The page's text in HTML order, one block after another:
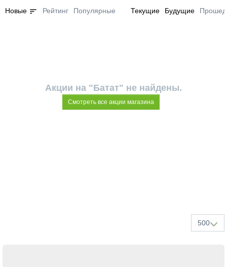
Новые sort Рейтинг Популярные Текущие Будущие
Акции на "Батат" не найдены.
Смотреть все акции магазина
500